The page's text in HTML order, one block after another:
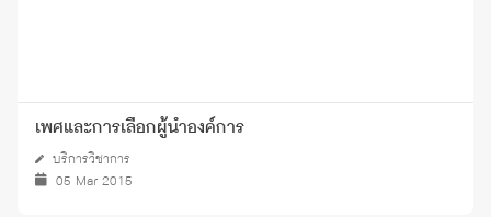
เพศและการเลือกผู้นำองค์การ
บริการวิชาการ
05 Mar 2015